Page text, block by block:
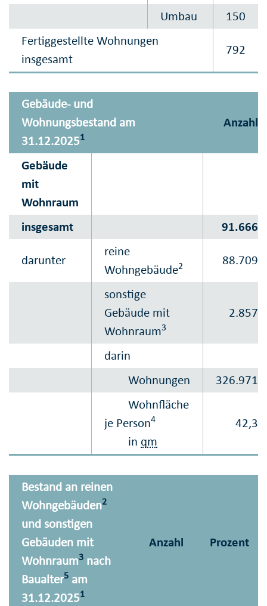
Umbau
150
Fertiggestellte Wohnungen
insgesamt
792
Gebäude- und
Wohnungsbestand am
31.12.20251
Anzahl
Gebäude
mit
Wohnraum
insgesamt
91.666
darunter
reine
Wohngebäude2 88.709
sonstige
Gebäude mit
Wohnraum3
2.857
darin
Wohnungen
326.971
Wohnfläche
je Person4
in qm
42,3
Bestand an reinen
Wohngebäuden2
und sonstigen
Gebäuden mit
Wohnraum3 nach
Baualter5 am
31.12.20251
Anzahl Prozent